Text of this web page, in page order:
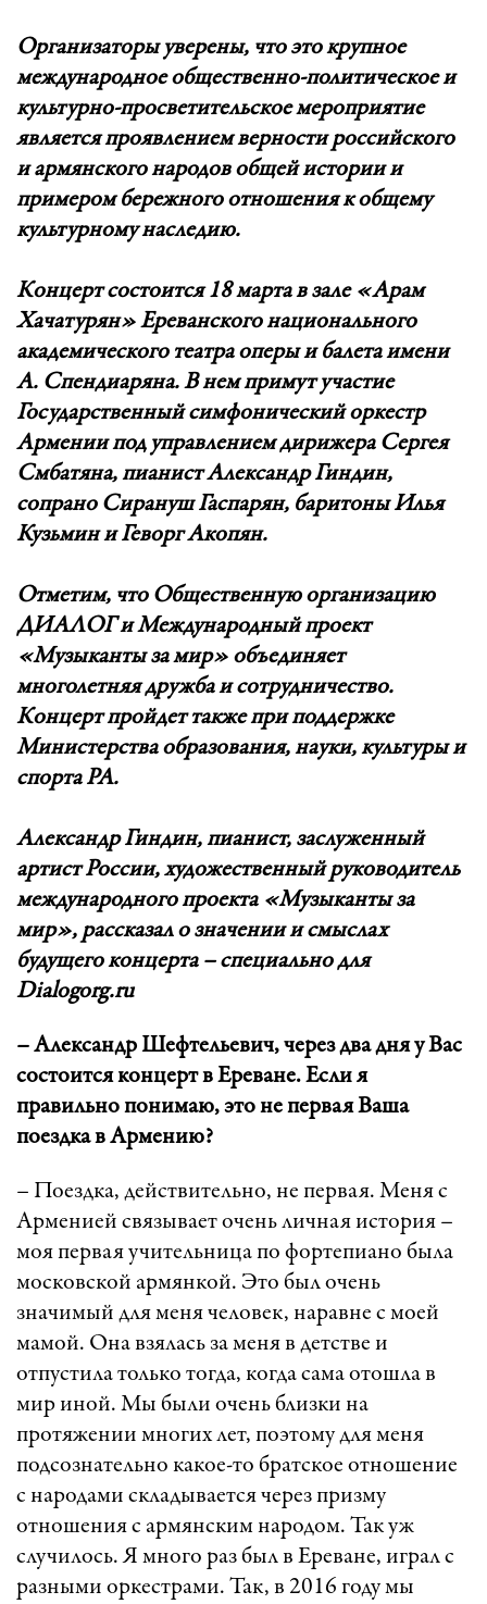
Организаторы уверены, что это крупное
международное общественно-политическое и
культурно-просветительское мероприятие
является проявлением верности российского
и армянского народов общей истории и
примером бережного отношения к общему
культурному наследию.
Концерт состоится 18 марта в зале «Арам
Хачатурян» Ереванского национального
академического театра оперы и балета имени
А. Спендиаряна. В нем примут участие
Государственный симфонический оркестр
Армении под управлением дирижера Сергея
Смбатяна, пианист Александр Гиндин,
сопрано Сирануш Гаспарян, баритоны Илья
Кузьмин и Геворг Акопян.
Отметим, что Общественную организацию
ДИАЛОГ и Международный проект
«Музыканты за мир» объединяет
многолетняя дружба и сотрудничество.
Концерт пройдет также при поддержке
Министерства образования, науки, культуры и
спорта РА.
Александр Гиндин, пианист, заслуженный
артист России, художественный руководитель
международного проекта «Музыканты за
мир», рассказал о значении и смыслах
будущего концерта – специально для
Dialogorg.ru
– Александр Шефтельевич, через два дня у Вас
состоится концерт в Ереване. Если я
правильно понимаю, это не первая Ваша
поездка в Армению?
– Поездка, действительно, не первая. Меня с
Арменией связывает очень личная история –
моя первая учительница по фортепиано была
московской армянкой. Это был очень
значимый для меня человек, наравне с моей
мамой. Она взялась за меня в детстве и
отпустила только тогда, когда сама отошла в
мир иной. Мы были очень близки на
протяжении многих лет, поэтому для меня
подсознательно какое-то братское отношение
с народами складывается через призму
отношения с армянским народом. Так уж
случилось. Я много раз был в Ереване, играл с
разными оркестрами. Так, в 2016 году мы